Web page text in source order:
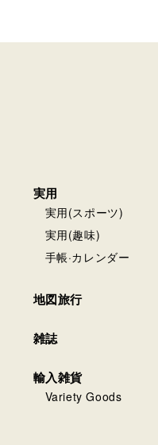
実用
実用(スポーツ)
実用(趣味)
手帳·カレンダー
地図旅行
雑誌
輸入雑貨
Variety Goods